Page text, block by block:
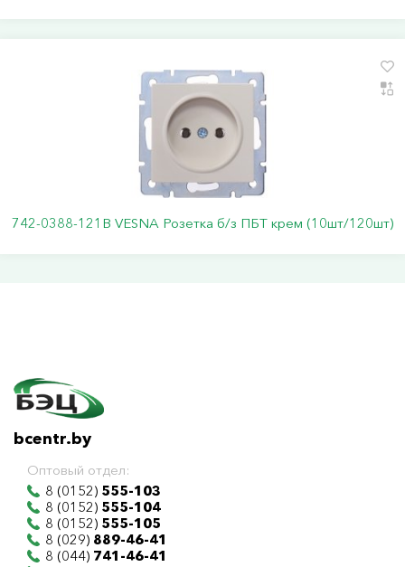
742-0388-121В VESNA Розетка б/з ПБТ крем (10шт/120шт)
bcentr.by
Оптовый отдел:
8 (0152) 555-103
8 (0152) 555-104
8 (0152) 555-105
8 (029) 889-46-41
8 (044) 741-46-41